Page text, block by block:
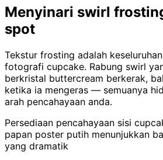
Menyinari swirl
spot
Tekstur frosting adalah
fotografi cupcake. Rabung swirl
berkristal buttercream berkerak,
ketika ia mengeras — semuanya
arah pencahayaan anda.
Persediaan pencahayaan sisi
papan poster putih menunjukkan
yang dramatik